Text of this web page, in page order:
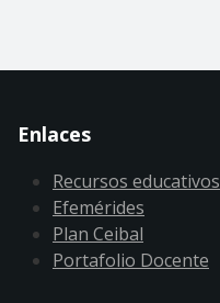
Enlaces
Recursos educativos
Efemérides
Plan Ceibal
Portafolio Docente